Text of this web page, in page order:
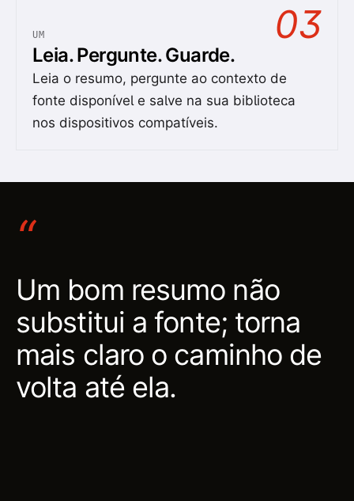
UM 03
Leia. Pergunte. Guarde.
Leia o resumo, pergunte ao contexto de
fonte disponível e salve na sua biblioteca
nos dispositivos compatíveis.
“
Um bom resumo não
substitui a fonte; torna
mais claro o caminho de
volta até ela.